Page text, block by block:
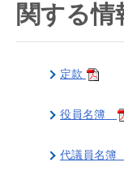
関する情
定款
役員名簿
代議員名簿